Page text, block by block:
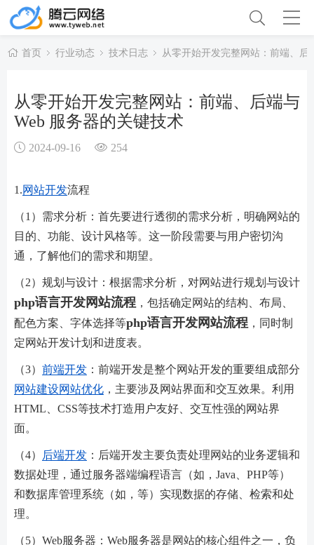
首页 行业动态 技术日志 从零开始开发完整网站：前端、后
从零开始开发完整网站：前端、后端与
Web 服务器的关键技术
2024-09-16 254
1. 网站开发流程
（1）需求分析：首先要进行透彻的需求分析，明确网站的
目的、功能、设计风格等。这一阶段需要与用户密切沟
通，了解他们的需求和期望。
（2）规划与设计：根据需求分析，对网站进行规划与设计
php语言开发网站流程 ，包括确定网站的结构、布局、
配色方案、字体选择等php语言开发网站流程 ，同时制
定网站开发计划和进度表。
（3） 前端开发 ：前端开发是整个网站开发的重要组成部分
网站建设网站优化 ，主要涉及网站界面和交互效果。利用
HTML、CSS等技术打造用户友好、交互性强的网站界
面。
（4） 后端开发 ：后端开发主要负责处理网站的业务逻辑和
数据处理，通过服务器端编程语言（如，Java、PHP等）
和数据库管理系统（如，等）实现数据的存储、检索和处
理。
（5）Web服务器：Web服务器是网站的核心组件之一，负